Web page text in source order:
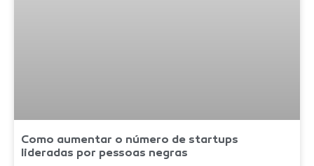
Como aumentar o número de startups
lideradas por pessoas negras